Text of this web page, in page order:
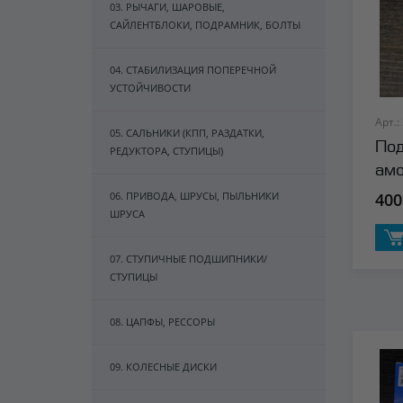
03. РЫЧАГИ, ШАРОВЫЕ,
САЙЛЕНТБЛОКИ, ПОДРАМНИК, БОЛТЫ
04. СТАБИЛИЗАЦИЯ ПОПЕРЕЧНОЙ
УСТОЙЧИВОСТИ
05. САЛЬНИКИ (КПП, РАЗДАТКИ,
РЕДУКТОРА, СТУПИЦЫ)
06. ПРИВОДА, ШРУСЫ, ПЫЛЬНИКИ
ШРУСА
07. СТУПИЧНЫЕ ПОДШИПНИКИ/
СТУПИЦЫ
08. ЦАПФЫ, РЕССОРЫ
09. КОЛЕСНЫЕ ДИСКИ
Арт.: